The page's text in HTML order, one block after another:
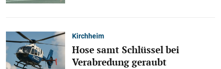
Kirchheim
Hose samt Schlüssel bei
Verabredung geraubt